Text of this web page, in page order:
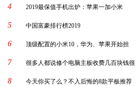
4 2019最保值手机出炉：苹果一加小米
5 中国富豪排行榜2019
6 顶级配置的小米10，华为、苹果开始担
7 很多人都说修个电脑主板收费几百块钱很
8 今天你买了么？不入后悔的8款平板推荐